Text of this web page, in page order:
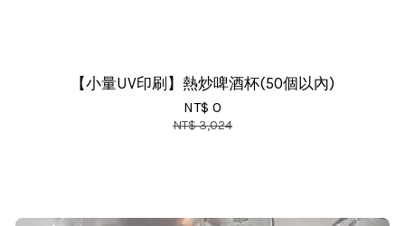
【小量UV印刷】熱炒啤酒杯(50個以內)
NT$ 0
NT$ 3,024